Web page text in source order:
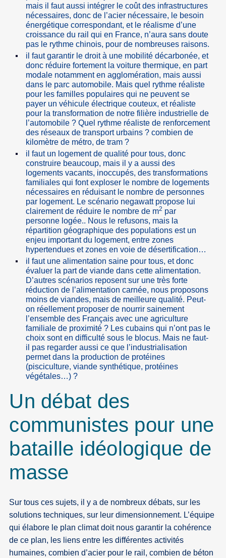
mais il faut aussi intégrer le coût des infrastructures
nécessaires, donc de l’acier nécessaire, le besoin
énergétique correspondant, et le réalisme d’une
croissance du rail qui en France, n’aura sans doute
pas le rythme chinois, pour de nombreuses raisons.
il faut garantir le droit à une mobilité décarbonée, et
donc réduire fortement la voiture thermique, en part
modale notamment en agglomération, mais aussi
dans le parc automobile. Mais quel rythme réaliste
pour les familles populaires qui ne peuvent se
payer un véhicule électrique couteux, et réaliste
pour la transformation de notre filière industrielle de
l’automobile ? Quel rythme réaliste de renforcement
des réseaux de transport urbains ? combien de
kilomètre de métro, de tram ?
il faut un logement de qualité pour tous, donc
construire beaucoup, mais il y a aussi des
logements vacants, inoccupés, des transformations
familiales qui font exploser le nombre de logements
nécessaires en réduisant le nombre de personnes
par logement. Le scénario negawatt propose lui
clairement de réduire le nombre de m2 par
personne logée.. Nous le refusons, mais la
répartition géographique des populations est un
enjeu important du logement, entre zones
hypertendues et zones en voie de désertification…
il faut une alimentation saine pour tous, et donc
évaluer la part de viande dans cette alimentation.
D’autres scénarios reposent sur une très forte
réduction de l’alimentation carnée, nous proposons
moins de viandes, mais de meilleure qualité. Peut-
on réellement proposer de nourrir sainement
l’ensemble des Français avec une agriculture
familiale de proximité ? Les cubains qui n’ont pas le
choix sont en difficulté sous le blocus. Mais ne faut-
il pas regarder aussi ce que l’industrialisation
permet dans la production de protéines
(pisciculture, viande synthétique, protéines
végétales…) ?
Un débat des
communistes pour une
bataille idéologique de
masse
Sur tous ces sujets, il y a de nombreux débats, sur les
solutions techniques, sur leur dimensionnement. L’équipe
qui élabore le plan climat doit nous garantir la cohérence
de ce plan, les liens entre les différentes activités
humaines, combien d’acier pour le rail, combien de béton